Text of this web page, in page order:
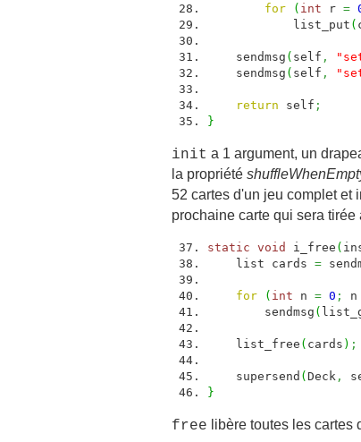
for
( int r =
list_put (
sendmsg ( self ,
sendmsg ( self ,
return self ;
}
init a 1 argument, un
la propriété
52 cartes d'un jeu complet et
prochaine carte qui sera tirée
static void i_free (
list cards =
for ( int n = 0 ; n
sendmsg (
list_free ( cards ) ;
supersend ( Deck ,
}
free libère toutes les cartes